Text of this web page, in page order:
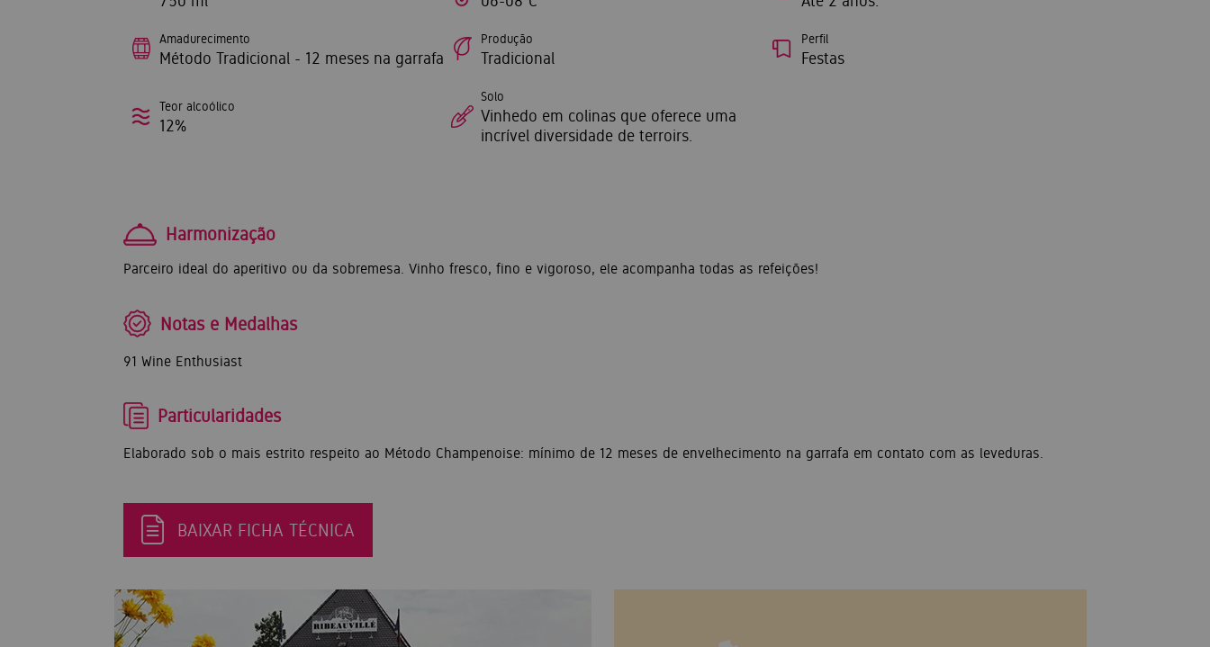
Amadurecimento
Método Tradicional - 12 meses na garrafa
Produção
Tradicional
Perfil
Festas
Teor alcoólico
12%
Solo
Vinhedo em colinas que oferece uma
incrível diversidade de terroirs.
Harmonização
Parceiro ideal do aperitivo ou da sobremesa. Vinho fresco, fino e vigoroso, ele acompanha todas as refeições!
Notas e Medalhas
91 Wine Enthusiast
Particularidades
Elaborado sob o mais estrito respeito ao Método Champenoise: mínimo de 12 meses de envelhecimento na garrafa em contato com as leveduras.
BAIXAR FICHA TÉCNICA